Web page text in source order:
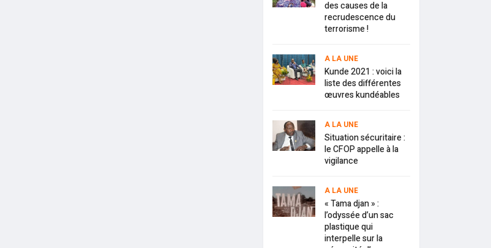
des causes de la
recrudescence du
terrorisme !
A LA UNE
Kunde 2021 : voici la
liste des différentes
œuvres kundéables
A LA UNE
Situation sécuritaire :
le CFOP appelle à la
vigilance
A LA UNE
« Tama djan » :
l’odyssée d’un sac
plastique qui
interpelle sur la